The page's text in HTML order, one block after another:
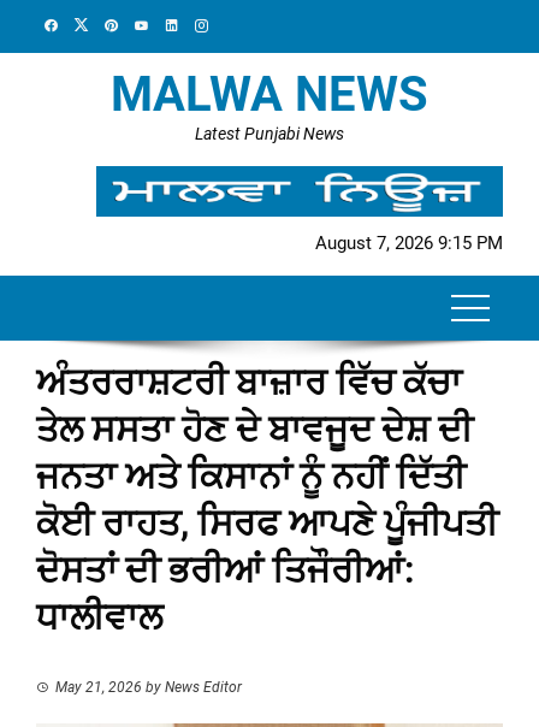
MALWA NEWS
Latest Punjabi News
August 7, 2026 9:15 PM
ਅੰਤਰਰਾਸ਼ਟਰੀ ਬਾਜ਼ਾਰ ਵਿੱਚ ਕੱਚਾ
ਤੇਲ ਸਸਤਾ ਹੋਣ ਦੇ ਬਾਵਜੂਦ ਦੇਸ਼ ਦੀ
ਜਨਤਾ ਅਤੇ ਕਿਸਾਨਾਂ ਨੂੰ ਨਹੀਂ ਦਿੱਤੀ
ਕੋਈ ਰਾਹਤ, ਸਿਰਫ ਆਪਣੇ ਪੂੰਜੀਪਤੀ
ਦੋਸਤਾਂ ਦੀ ਭਰੀਆਂ ਤਿਜੌਰੀਆਂ:
ਧਾਲੀਵਾਲ
May 21, 2026 by News Editor